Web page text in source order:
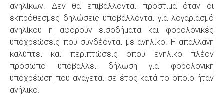
ανηλίκων. Δεν θα επιβάλλονται πρόστιμα όταν οι
εκπρόθεσμες δηλώσεις υποβάλλονται για λογαριασμό
ανηλίκου ή αφορούν εισοδήματα και φορολογικές
υποχρεώσεις που συνδέονται με ανήλικο. Η απαλλαγή
καλύπτει και περιπτώσεις όπου ενήλικο πλέον
πρόσωπο υποβάλλει δήλωση για φορολογική
υποχρέωση που ανάγεται σε έτος κατά το οποίο ήταν
ανήλικο.